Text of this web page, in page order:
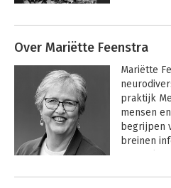
Introvert
leiderschap
mensen
Ze is ook
met een
inzichten
profiel.
deelt ze
lezingen
Over Mariëtte Feenstra
Mariëtte
praktijk
mensen
begrijpen
breinen